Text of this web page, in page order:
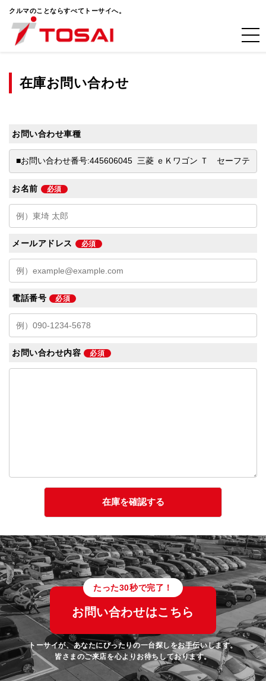
クルマのことならすべてトーサイへ。
在庫お問い合わせ
お問い合わせ車種
お名前 必須
メールアドレス 必須
電話番号 必須
お問い合わせ内容 必須
たった30秒で完了！
お問い合わせはこちら
トーサイが、あなたにぴったりの一台探しをお手伝いします。
皆さまのご来店を心よりお待ちしております。